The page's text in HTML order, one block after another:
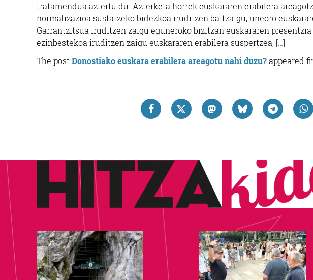
tratamendua aztertu du. Azterketa horrek euskararen erabilera
normalizazioa sustatzeko bidezkoa iruditzen baitzaigu, uneoro
Garrantzitsua iruditzen zaigu eguneroko bizitzan euskararen
ezinbestekoa iruditzen zaigu euskararen erabilera suspertzea, […]
The post Donostiako euskara erabilera areagotu nahi duzu?appeared